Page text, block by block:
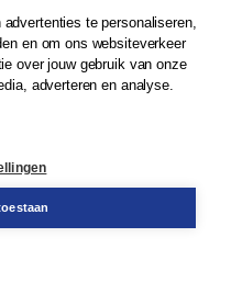
te personaliseren,
en om ons websiteverkeer
over jouw gebruik van onze
adverteren en analyse.